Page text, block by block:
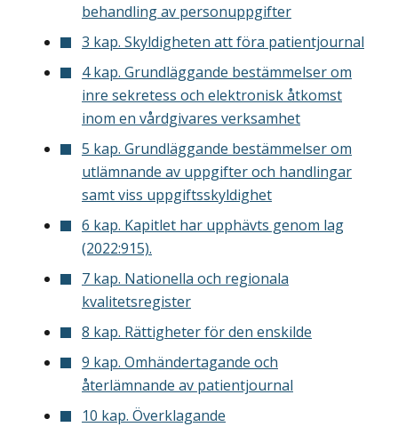
behandling av personuppgifter
3 kap. Skyldigheten att föra patientjournal
4 kap. Grundläggande bestämmelser om
inre sekretess och elektronisk åtkomst
inom en vårdgivares verksamhet
5 kap. Grundläggande bestämmelser om
utlämnande av uppgifter och handlingar
samt viss uppgiftsskyldighet
6 kap. Kapitlet har upphävts genom lag
(2022:915).
7 kap. Nationella och regionala
kvalitetsregister
8 kap. Rättigheter för den enskilde
9 kap. Omhändertagande och
återlämnande av patientjournal
10 kap. Överklagande